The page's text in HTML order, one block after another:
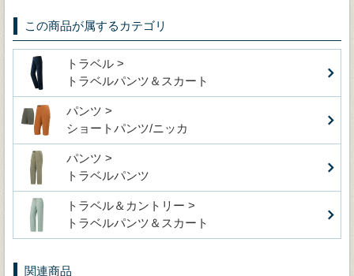
この商品が属するカテゴリ
トラベル >
トラベルパンツ＆スカート
パンツ >
ショートパンツ/ニッカ
パンツ >
トラベルパンツ
トラベル＆カントリー >
トラベルパンツ＆スカート
関連商品